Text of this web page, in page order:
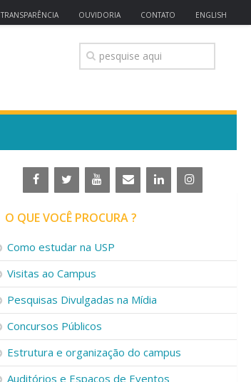
TRANSPARÊNCIA OUVIDORIA CONTATO ENGLISH
O QUE VOCÊ PROCURA ?
Como estudar na USP
Visitas ao Campus
Pesquisas Divulgadas na Mídia
Concursos Públicos
Estrutura e organização do campus
Auditórios e Espaços de Eventos